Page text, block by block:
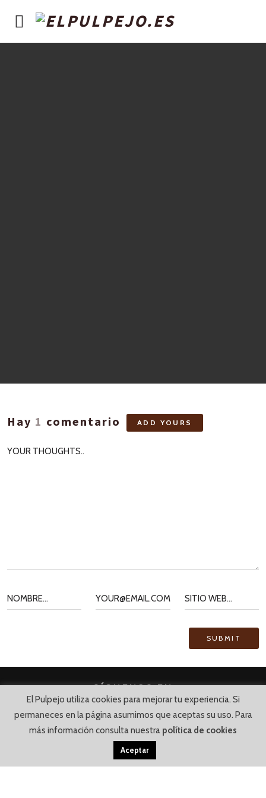
Hay 1 comentario ADD YOURS
SÍGUENOS EN
El Pulpejo utiliza cookies para mejorar tu experiencia. Si
permaneces en la página asumimos que aceptas su uso. Para
más información consulta nuestra política de cookies
Aceptar